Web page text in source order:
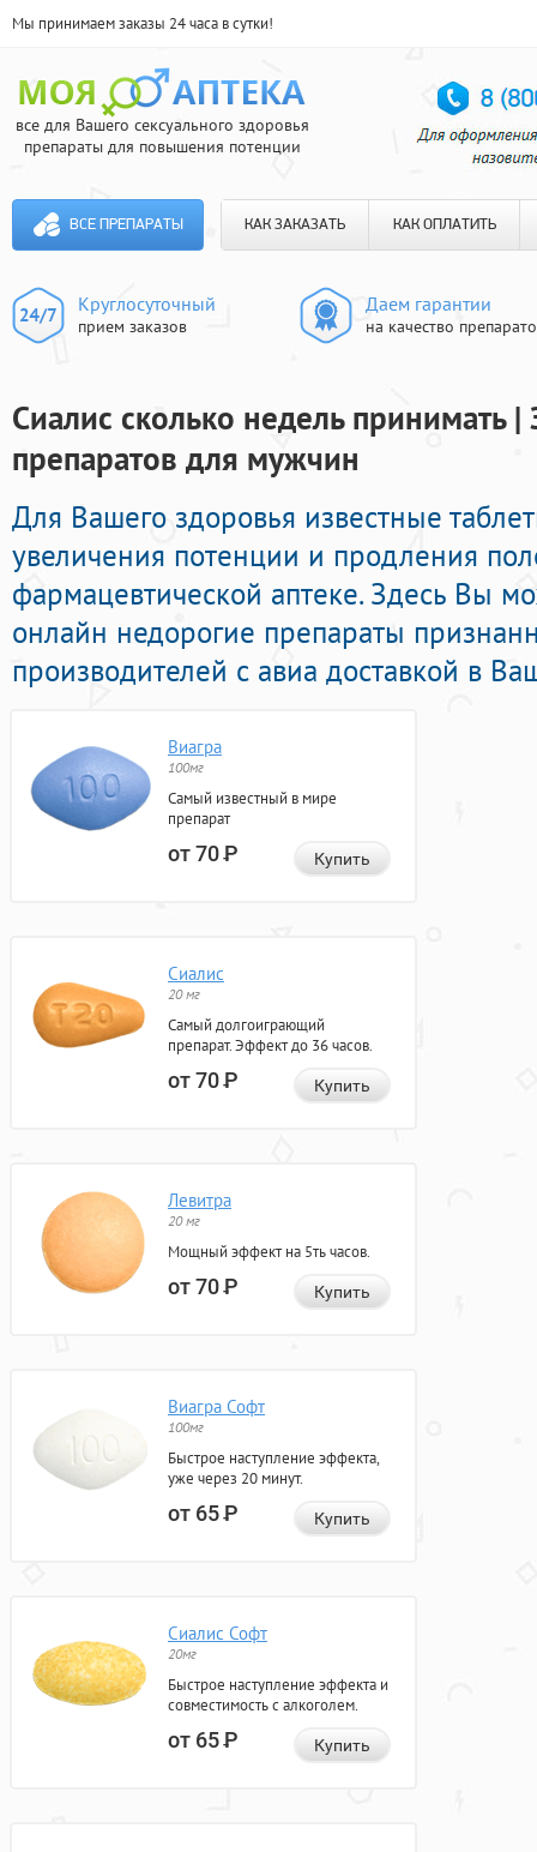
Мы принимаем заказы 24 часа в сутки!
все для Вашего сексуального здоровья
препараты для повышения потенции
ВСЕ ПРЕПАРАТЫ КАК ЗАКАЗАТЬ КАК ОПЛАТИТЬ
Круглосуточный
прием заказов
Даем гарантии
на качество
Сиалис сколько недель принимать
препаратов для мужчин
Для Вашего здоровья известные
увеличения потенции и продления
фармацевтической аптеке. Здесь Вы
онлайн недорогие препараты
производителей с авиа доставкой в
Виагра
100мг
Самый известный в мире
препарат
от 70Р Купить
Сиалис
20 мг
Самый долгоиграющий
препарат. Эффект до 36 часов.
от 70Р Купить
Левитра
20 мг
Мощный эффект на 5ть часов.
от 70Р Купить
Виагра Софт
100мг
Быстрое наступление эффекта,
уже через 20 минут.
от 65Р Купить
Сиалис Софт
20мг
Быстрое наступление эффекта и
совместимость с алкоголем.
от 65Р Купить